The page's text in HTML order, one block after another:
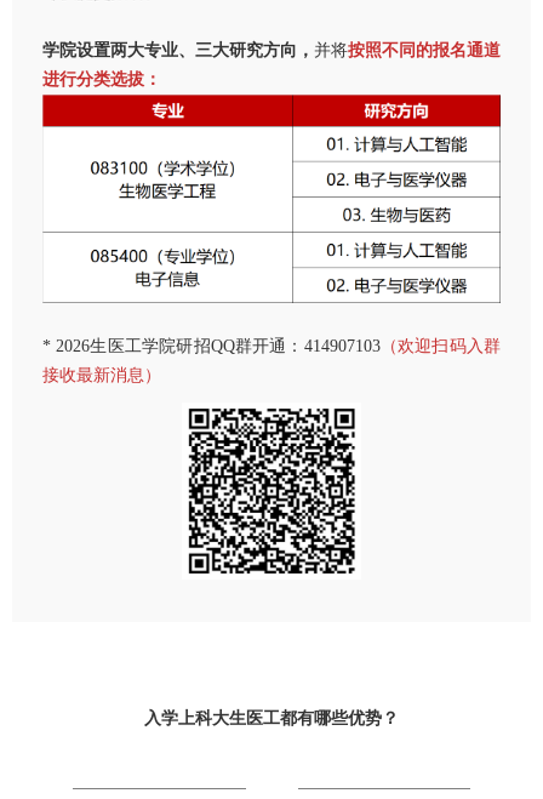
学院设置两大专业、三大研究方向， 并将按照不同的报名通道
进行分类选拔：
* 2026生医工学院研招QQ群开通：414907103（欢迎扫码入群
接收最新消息）
入学上科大生医工都有哪些优势？